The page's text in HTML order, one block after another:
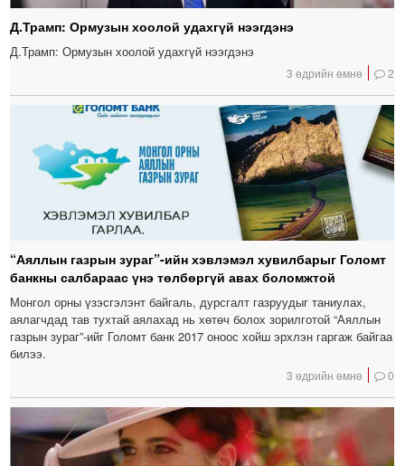
Д.Трамп: Ормузын хоолой удахгүй нээгдэнэ
Д.Трамп: Ормузын хоолой удахгүй нээгдэнэ
3 өдрийн өмнө 2
“Аяллын газрын зураг”-ийн хэвлэмэл хувилбарыг Голомт
банкны салбараас үнэ төлбөргүй авах боломжтой
Монгол орны үзэсгэлэнт байгаль, дурсгалт газруудыг таниулах,
аялагчдад тав тухтай аялахад нь хөтөч болох зорилготой “Аяллын
газрын зураг”-ийг Голомт банк 2017 оноос хойш эрхлэн гаргаж байгаа
билээ.
3 өдрийн өмнө 0